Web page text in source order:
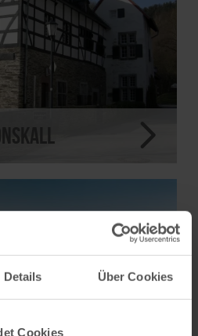
Details Über Cookies
Cookies